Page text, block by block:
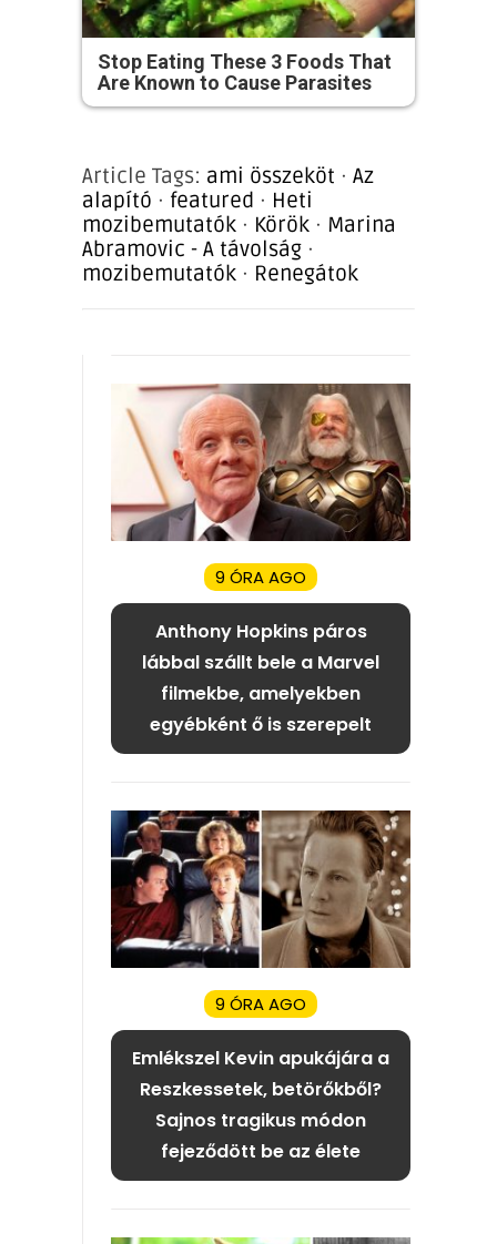
Stop Eating These 3 Foods That
Are Known to Cause Parasites
Article Tags: ami összeköt · Az
alapító · featured · Heti
mozibemutatók · Körök · Marina
Abramovic - A távolság ·
mozibemutatók · Renegátok
9 ÓRA AGO
Anthony Hopkins páros
lábbal szállt bele a Marvel
filmekbe, amelyekben
egyébként ő is szerepelt
9 ÓRA AGO
Emlékszel Kevin apukájára a
Reszkessetek, betörőkből?
Sajnos tragikus módon
fejeződött be az élete